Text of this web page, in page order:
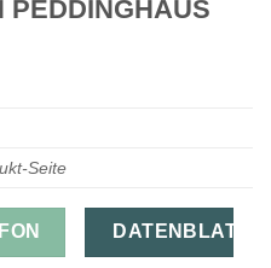
PEDDINGHAUS
Seite
DATENBLATT